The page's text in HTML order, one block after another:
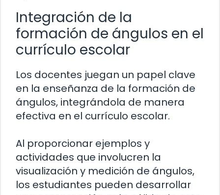
Integración de la
formación de ángulos en el
currículo escolar
Los docentes juegan un papel clave
en la enseñanza de la formación de
ángulos, integrándola de manera
efectiva en el currículo escolar.
Al proporcionar ejemplos y
actividades que involucren la
visualización y medición de ángulos,
los estudiantes pueden desarrollar